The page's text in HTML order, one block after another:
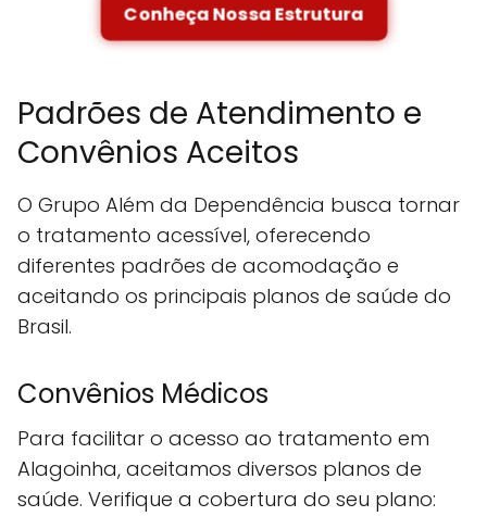
Conheça Nossa Estrutura
Padrões de Atendimento e
Convênios Aceitos
O Grupo Além da Dependência busca tornar
o tratamento acessível, oferecendo
diferentes padrões de acomodação e
aceitando os principais planos de saúde do
Brasil.
Convênios Médicos
Para facilitar o acesso ao tratamento em
Alagoinha, aceitamos diversos planos de
saúde. Verifique a cobertura do seu plano: